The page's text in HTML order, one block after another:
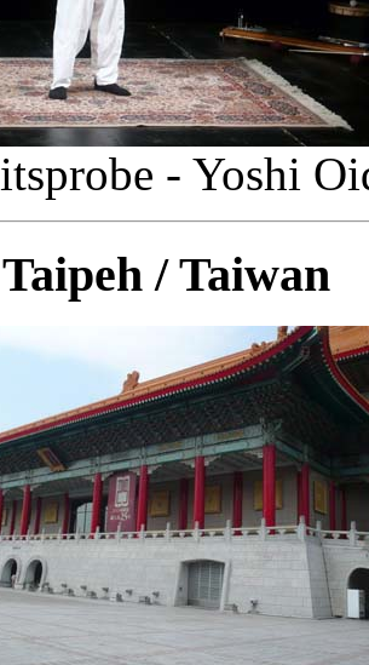
- Yoshi
/ Taiwan